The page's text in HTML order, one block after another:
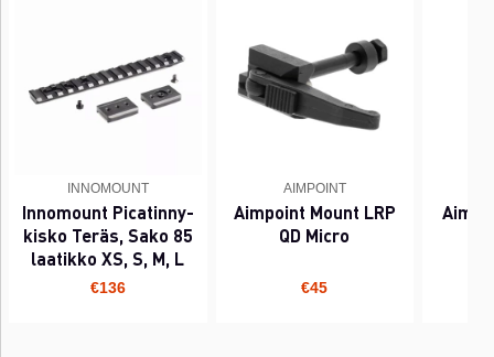
INNOMOUNT
Innomount Picatinny-
kisko Teräs, Sako 85
laatikko XS, S, M, L
€136
AIMPOINT
Aimpoint Mount LRP
QD Micro
€45